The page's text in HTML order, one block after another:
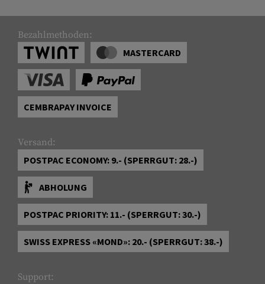
Bezahlmethoden:
MASTERCARD
CEMBRAPAY INVOICE
Versand:
POSTPAC ECONOMY: 9.- (SPERRGUT: 28.-)
ABHOLUNG
POSTPAC PRIORITY: 11.- (SPERRGUT: 30.-)
SWISS EXPRESS «MOND»: 20.- (SPERRGUT: 38.-)
Support: